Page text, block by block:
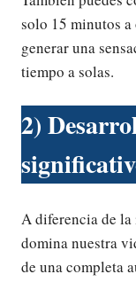
solo 15 minutos a
generar una
tiempo a solas.
2)
A diferencia de
domina nuestra
de una completa